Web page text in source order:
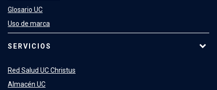
Glosario UC
Uso de marca
SERVICIOS
Red Salud UC Christus
Almacén UC